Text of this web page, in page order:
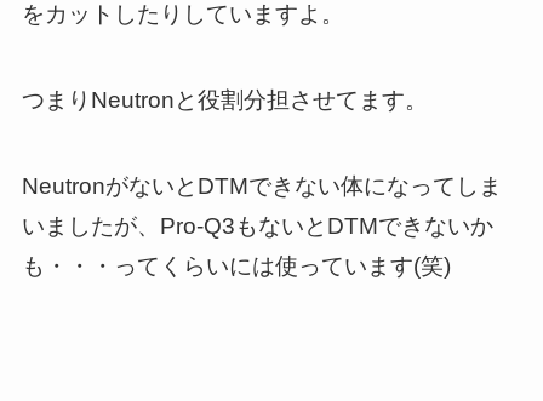
をカットしたりしていますよ。
つまりNeutronと役割分担させてます。
NeutronがないとDTMできない体になってしま
いましたが、Pro-Q3もないとDTMできないか
も・・・ってくらいには使っています(笑)